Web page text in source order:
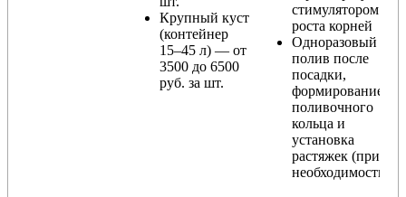
Крупный куст
(контейнер
15–45 л) — от
3500 до 6500
руб. за шт.
стимулятором
роста корней
Одноразовый
полив после
посадки,
формирование
поливочного
кольца и
установка
растяжек (при
необходимости)